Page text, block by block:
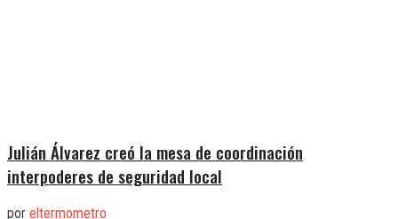
Julián Álvarez creó la mesa de coordinación
interpoderes de seguridad local
por eltermometro